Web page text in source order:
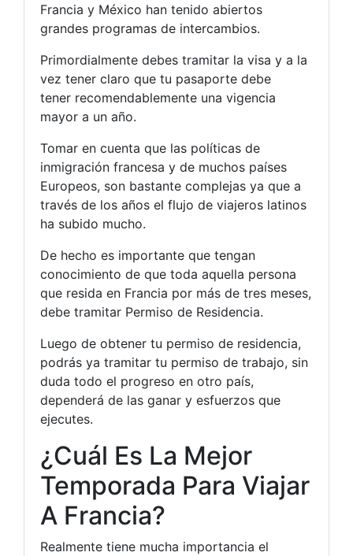
Francia y México han tenido abiertos
grandes programas de intercambios.
Primordialmente debes tramitar la visa y a la
vez tener claro que tu pasaporte debe
tener recomendablemente una vigencia
mayor a un año.
Tomar en cuenta que las políticas de
inmigración francesa y de muchos países
Europeos, son bastante complejas ya que a
través de los años el flujo de viajeros latinos
ha subido mucho.
De hecho es importante que tengan
conocimiento de que toda aquella persona
que resida en Francia por más de tres meses,
debe tramitar Permiso de Residencia.
Luego de obtener tu permiso de residencia,
podrás ya tramitar tu permiso de trabajo, sin
duda todo el progreso en otro país,
dependerá de las ganar y esfuerzos que
ejecutes.
¿Cuál Es La Mejor
Temporada Para Viajar
A Francia?
Realmente tiene mucha importancia el